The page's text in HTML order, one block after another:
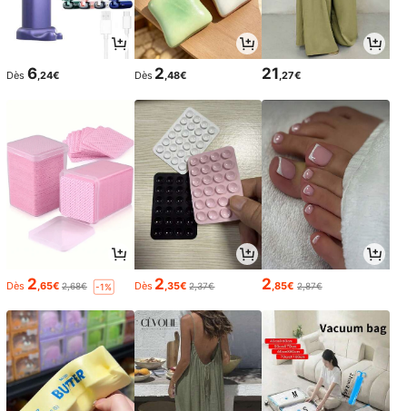
Dès 6,24€ Dès 2 ,48€ 21 ,27€
Dès 2,65€ 2,68€ -1% Dès 2,35€ 2,37€ 2,85€ 2,87€